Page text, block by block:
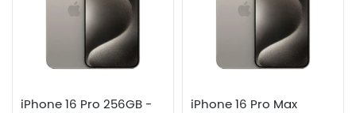
iPhone 16 Pro 256GB -
iPhone 16 Pro Max